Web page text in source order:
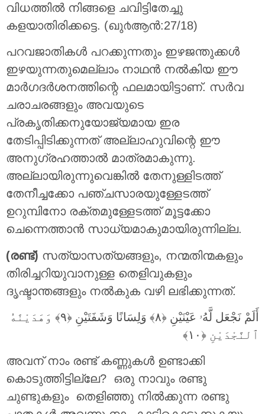
വിധത്തില്‍ നിങ്ങളെ ചവിട്ടിതേച്ചു
കളയാതിരിക്കട്ടെ. (ഖു൪ആന്‍:27/18)
പറവജാതികള്‍ പറക്കുന്നതും ഇഴജന്തുക്കള്‍
ഇഴയുന്നതുമെല്ലാം നാഥന്‍ നല്‍കിയ ഈ
മാര്‍ഗദര്‍ശനത്തിന്റെ ഫലമായിട്ടാണ്. സര്‍വ
ചരാചരങ്ങളും അവയുടെ
പ്രകൃതിക്കനുയോജ്യമായ ഇര
തേടിപ്പിടിക്കുന്നത് അല്ലാഹുവിന്റെ ഈ
അനുഗ്രഹത്താല്‍ മാത്രമാകുന്നു.
അല്ലായിരുന്നുവെങ്കില്‍ തേനുള്ളിടത്ത്
തേനീച്ചക്കോ പഞ്ചസാരയുള്ളേടത്ത്
ഉറുമ്പിനോ രക്തമുള്ളേടത്ത് മൂട്ടക്കോ
ചെന്നെത്താന്‍ സാധ്യമാകുമായിരുന്നില്ല.
(രണ്ട്) സത്യാസത്യങ്ങളും, നന്മതിന്മകളും
തിരിച്ചറിയുവാനുള്ള തെളിവുകളും
ദൃഷ്ടാന്തങ്ങളും നല്‍കുക വഴി ലഭിക്കുന്നത്.
أَلَمْ نَجْعَل لَّهُۥ عَيْنَيْنِ ‎﴿٨﴾‏ وَلِسَانًا وَشَفَتَيْنِ ‎﴿٩﴾‏ وَهَدَيْنَٰهُ
ٱلنَّجْدَيْنِ ‎﴿١٠﴾
അവന് നാം രണ്ട് കണ്ണുകള്‍ ഉണ്ടാക്കി
കൊടുത്തിട്ടില്ലേ? ഒരു നാവും രണ്ടു
ചുണ്ടുകളും തെളിഞ്ഞു നില്‍ക്കുന്ന രണ്ടു